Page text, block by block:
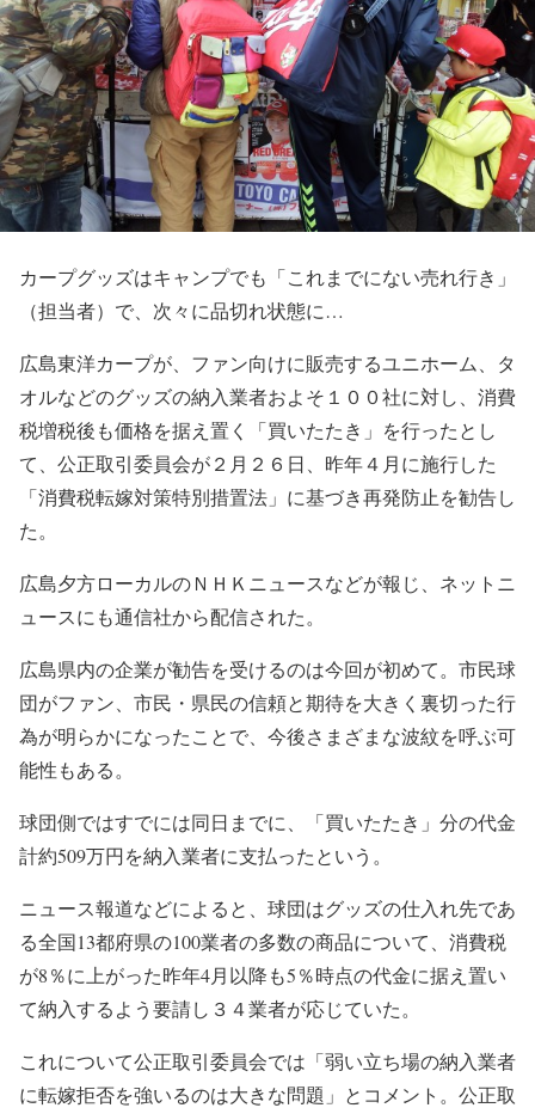
カープグッズはキャンプでも「これまでにない売れ行き」
（担当者）で、次々に品切れ状態に…
広島東洋カープが、ファン向けに販売するユニホーム、タ
オルなどのグッズの納入業者およそ１００社に対し、消費
税増税後も価格を据え置く「買いたたき」を行ったとし
て、公正取引委員会が２月２６日、昨年４月に施行した
「消費税転嫁対策特別措置法」に基づき再発防止を勧告し
た。
広島夕方ローカルのＮＨＫニュースなどが報じ、ネットニ
ュースにも通信社から配信された。
広島県内の企業が勧告を受けるのは今回が初めて。市民球
団がファン、市民・県民の信頼と期待を大きく裏切った行
為が明らかになったことで、今後さまざまな波紋を呼ぶ可
能性もある。
球団側ではすでには同日までに、「買いたたき」分の代金
計約509万円を納入業者に支払ったという。
ニュース報道などによると、球団はグッズの仕入れ先であ
る全国13都府県の100業者の多数の商品について、消費税
が8％に上がった昨年4月以降も5％時点の代金に据え置い
て納入するよう要請し３４業者が応じていた。
これについて公正取引委員会では「弱い立ち場の納入業者
に転嫁拒否を強いるのは大きな問題」とコメント。公正取